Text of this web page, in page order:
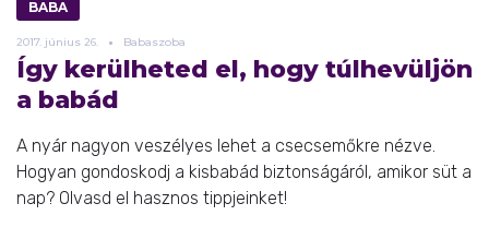
BABA
2017. június 26. Babaszoba
Így kerülheted el, hogy túlhevüljön
a babád
A nyár nagyon veszélyes lehet a csecsemőkre nézve.
Hogyan gondoskodj a kisbabád biztonságáról, amikor süt a
nap? Olvasd el hasznos tippjeinket!